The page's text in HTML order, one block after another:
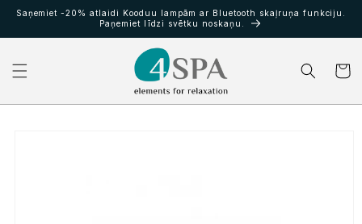
uz
Saņemiet -20% atlaidi Kooduu lampām ar Bluetooth skaļruņa funkciju.
Paņemiet līdzi svētku noskaņu.
Grozs